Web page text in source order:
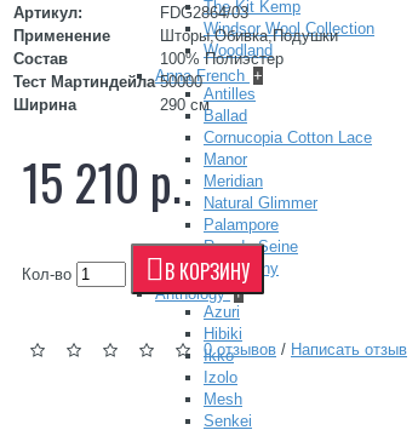
The Kit Kemp
Windsor Wool Collection
Woodland
Anna French +
Antilles
Ballad
Cornucopia Cotton Lace
Manor
Meridian
Natural Glimmer
Palampore
Rue de Seine
Symphony
Anthology +
Azuri
Hibiki
Ikko
Izolo
Mesh
Senkei
Артикул:
FDG2864/03
Применение
Шторы,Обивка,Подушки
Состав
100% Полиэстер
Тест Мартиндейла 50000
Ширина
290 см
15 210 р.
Кол-во В КОРЗИНУ
0 отзывов / Написать отзыв